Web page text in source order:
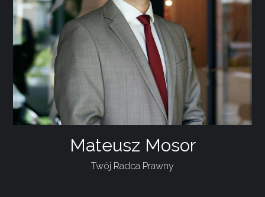
Mateusz Mosor
Twój Radca Prawny